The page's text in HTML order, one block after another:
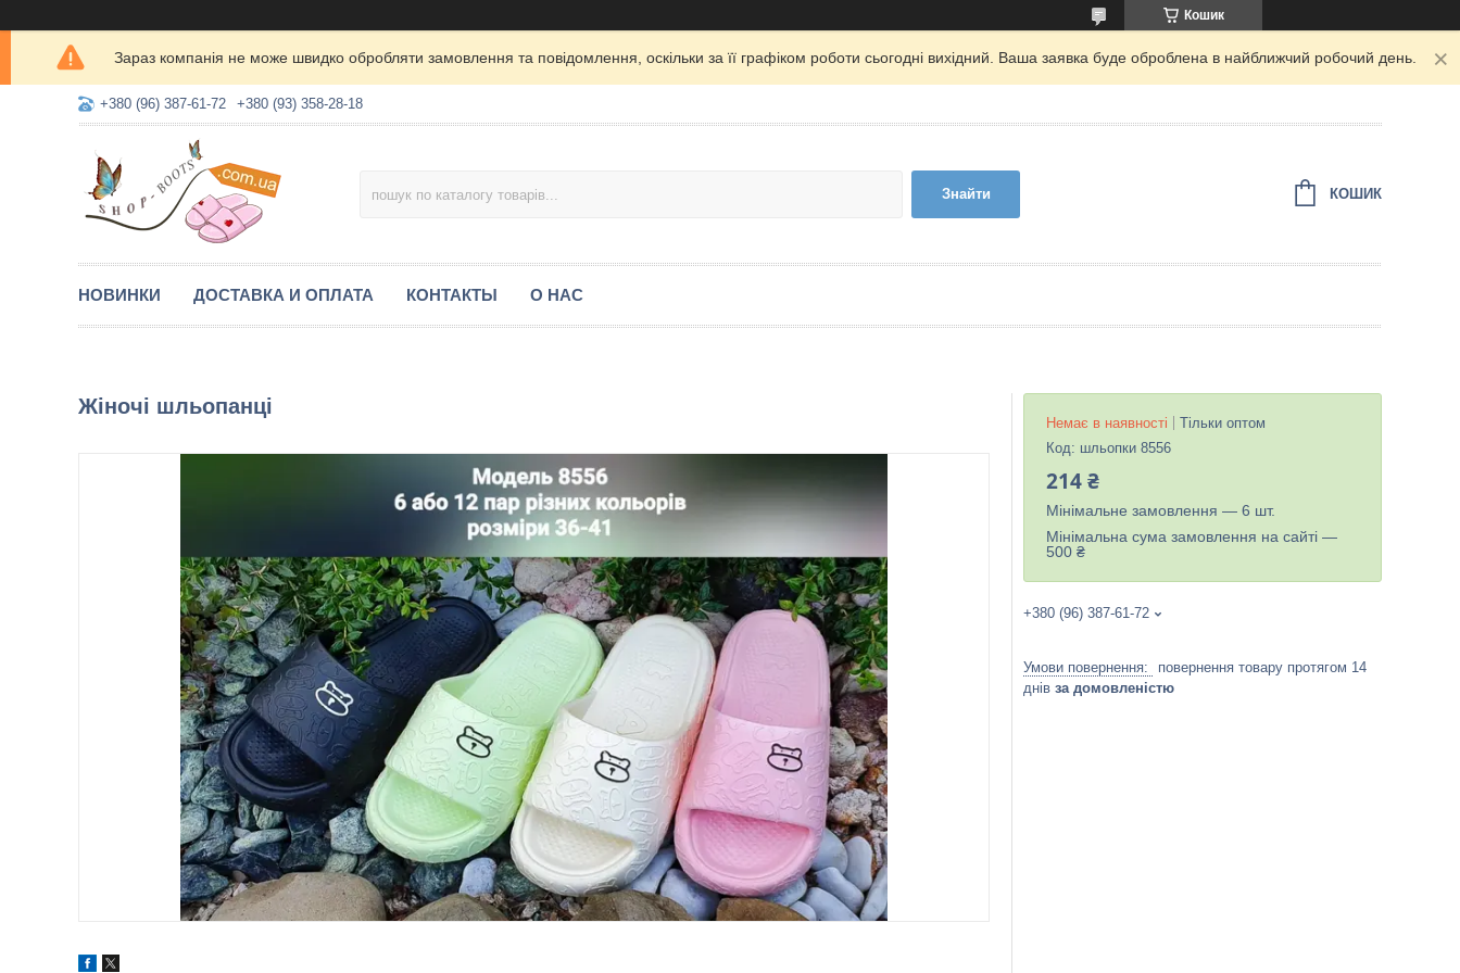
Кошик
Зараз компанія не може швидко обробляти замовлення та повідомлення, оскільки за її графіком роботи сьогодні вихідний. Ваша заявка буде оброблена в найближчий робочий день.
+380 (96) 387-61-72 +380 (93) 358-28-18
Знайти КОШИК
НОВИНКИ ДОСТАВКА И ОПЛАТА КОНТАКТЫ О НАС
Жіночі шльопанці
Немає в наявності
Тільки оптом
Код: шльопки 8556
214 ₴
Мінімальне замовлення — 6 шт.
Мінімальна сума замовлення на сайті —
500 ₴
+380 (96) 387-61-72
повернення товару протягом 14
днів за домовленістю